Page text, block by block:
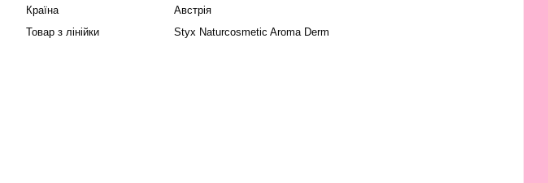
Країна
Австрія
Товар з лінійки
Styx Naturcosmetic Aroma Derm